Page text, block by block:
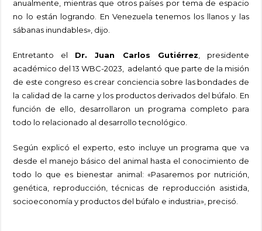
anualmente, mientras que otros países por tema de espacio
no lo están logrando. En Venezuela tenemos los llanos y las
sábanas inundables», dijo.
Entretanto el Dr. Juan Carlos Gutiérrez , presidente
académico del 13 WBC-2023, adelantó que parte de la misión
de este congreso es crear conciencia sobre las bondades de
la calidad de la carne y los productos derivados del búfalo. En
función de ello, desarrollaron un programa completo para
todo lo relacionado al desarrollo tecnológico.
Según explicó el experto, esto incluye un programa que va
desde el manejo básico del animal hasta el conocimiento de
todo lo que es bienestar animal: «Pasaremos por nutrición,
genética, reproducción, técnicas de reproducción asistida,
socioeconomía y productos del búfalo e industria», precisó.